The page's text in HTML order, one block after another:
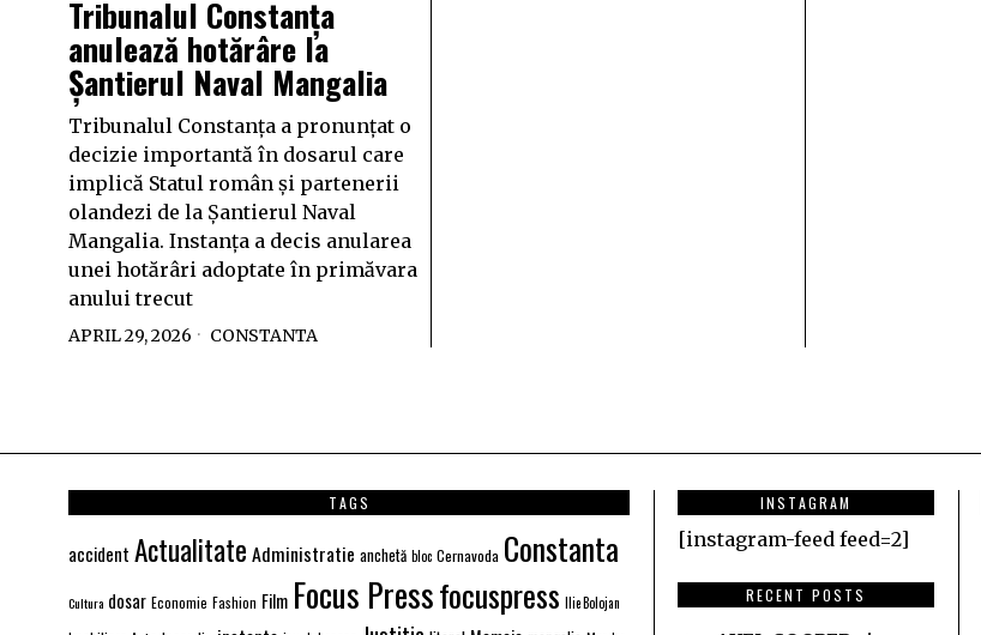
Tribunalul Constanța
anulează hotărâre la
Șantierul Naval Mangalia
Tribunalul Constanța a pronunțat o
decizie importantă în dosarul care
implică Statul român și partenerii
olandezi de la Șantierul Naval
Mangalia. Instanța a decis anularea
unei hotărâri adoptate în primăvara
anului trecut
APRIL 29, 2026 CONSTANTA
TAGS
accident Actualitate Administratie anchetă bloc Cernavoda Constanta
Cultura dosar Economie Fashion Film Focus Pressfocuspress Ilie Bolojan
INSTAGRAM
[instagram-feed feed=2]
RECENT POSTS